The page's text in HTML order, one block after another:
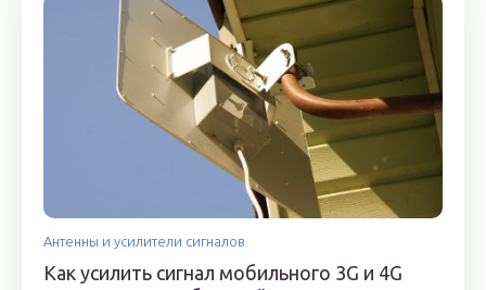
Антенны и усилители сигналов
Как усилить сигнал мобильного 3G и 4G